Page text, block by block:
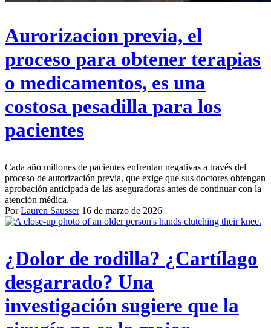
Aurorizacion previa, el
proceso para obtener terapias
o medicamentos, es una
costosa pesadilla para los
pacientes
Cada año millones de pacientes enfrentan negativas a través del
proceso de autorización previa, que exige que sus doctores obtengan
aprobación anticipada de las aseguradoras antes de continuar con la
atención médica.
PorLauren Sausser 16 de marzo de 2026
¿Dolor de rodilla? ¿Cartílago
desgarrado? Una
investigación sugiere que la